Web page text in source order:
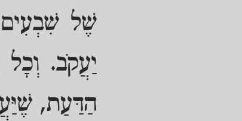
שֶׁל
יַעֲקֹב.
הַדַּעַת,